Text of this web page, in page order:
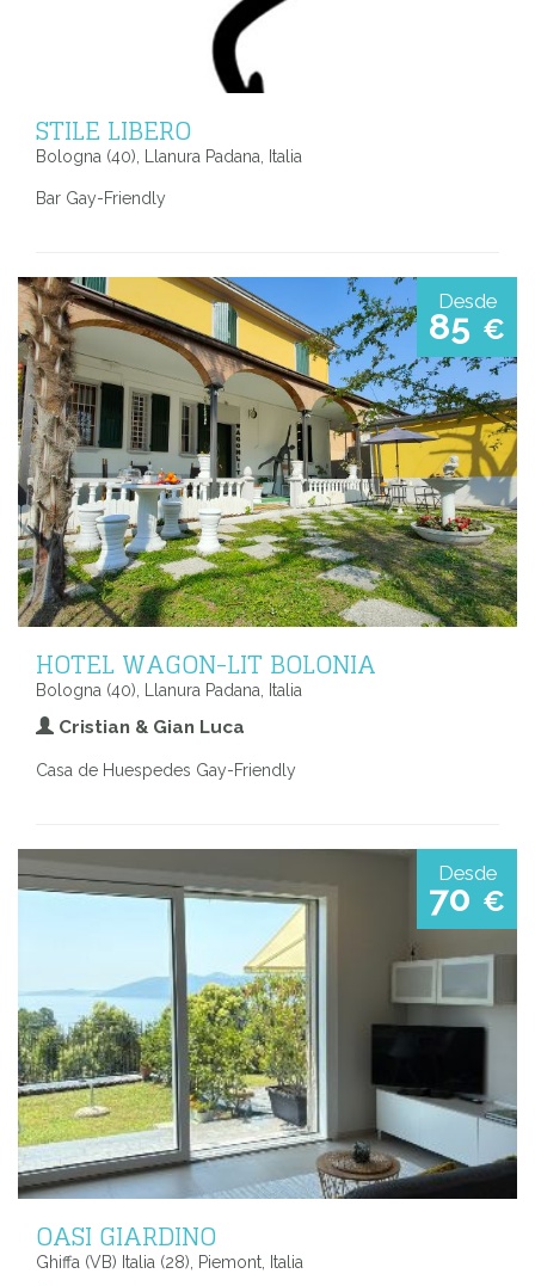
STILE LIBERO
Bologna (40), Llanura Padana, Italia
Bar Gay-Friendly
Desde
85 €
HOTEL WAGON-LIT BOLONIA
Bologna (40), Llanura Padana, Italia
Cristian & Gian Luca
Casa de Huespedes Gay-Friendly
Desde
70 €
OASI GIARDINO
Ghiffa (VB) Italia (28), Piemont, Italia